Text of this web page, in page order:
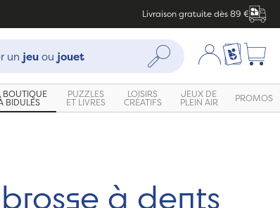
Livraison gratuite dès 89 €
un jeuou jouet Rechercher Mon compte
Ma liste
BOUTIQUE
BIDULES
PUZZLES
ET LIVRES
LOISIRS
CRÉATIFS
JEUX DE
PLEIN AIR PROMOS
à dents